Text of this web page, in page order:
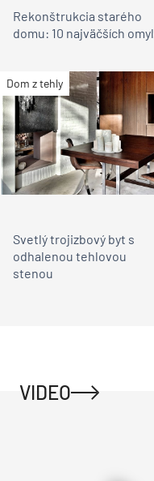
Rekonštrukcia starého
domu: 10 najväčších
Dom z tehly
Svetlý trojizbový byt s
odhalenou tehlovou
stenou
VIDEO